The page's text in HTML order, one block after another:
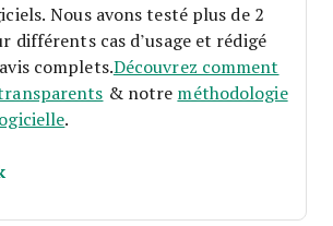
Nous avons testé plus de 2
différents cas d’usage et rédigé
complets.Découvrez comment
& notre méthodologie
.